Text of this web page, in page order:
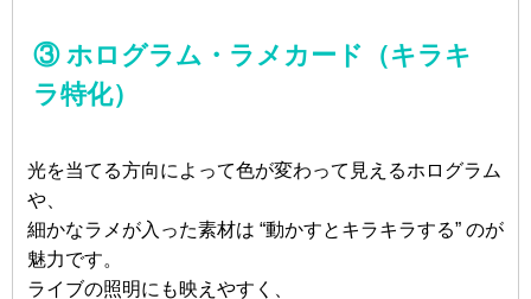
③ ホログラム・ラメカード（キラキ
ラ特化）
光を当てる方向によって色が変わって見えるホログラム
や、
細かなラメが入った素材は “動かすとキラキラする” のが
魅力です。
ライブの照明にも映えやすく、